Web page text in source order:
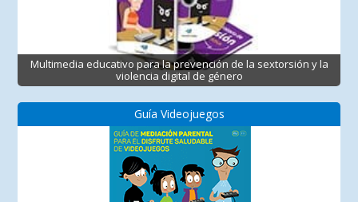
Multimedia educativo para la prevención de la sextorsión y la
violencia digital de género
Guía Videojuegos